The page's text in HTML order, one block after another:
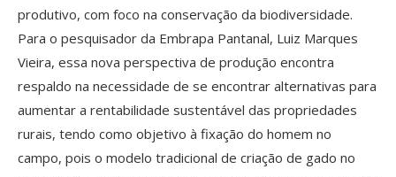
produtivo, com foco na conservação da biodiversidade.
Para o pesquisador da Embrapa Pantanal, Luiz Marques
Vieira, essa nova perspectiva de produção encontra
respaldo na necessidade de se encontrar alternativas para
aumentar a rentabilidade sustentável das propriedades
rurais, tendo como objetivo à fixação do homem no
campo, pois o modelo tradicional de criação de gado no